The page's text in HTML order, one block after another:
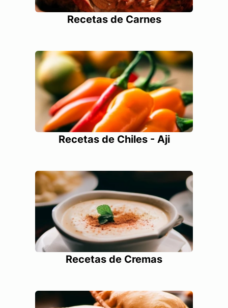
Recetas de Carnes
Recetas de Chiles - Aji
Recetas de Cremas